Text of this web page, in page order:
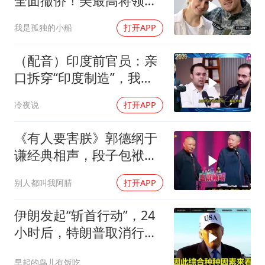
我是孤独的小船 打开APP
（配音）印度前官员：亲
口拆穿“印度制造”，我们
只有组装能力，算不上真
正的工业制造
冷夜说 打开APP
《有人要害朕》郭德纲于
谦经典相声，段子包袱满
别人都叫我阿腈 打开APP
伊朗发起“斩首行动”，24
小时后，特朗普取消行
早起的鸟儿有饭吃